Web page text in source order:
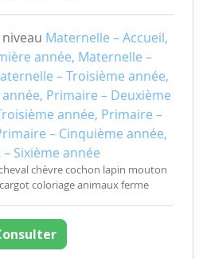
Maternelle – Accueil,
année, Maternelle –
– Troisième année,
Primaire – Deuxième
année, Primaire –
– Cinquième année,
Sixième année
chèvre cochon lapin mouton
coloriage animaux ferme